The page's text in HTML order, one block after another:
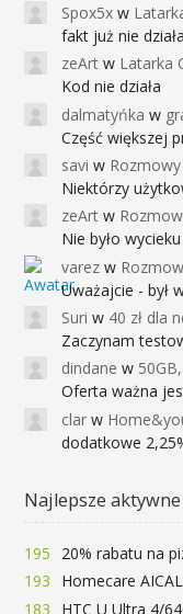
Spox5x w Latarka
fakt już nie działa
zeArt w Latarka
Kod nie działa
dalmatyńka w
Część większej
savi w Rozmowy
Niektórzy
zeArt w Rozmowy
Nie było wycieku
varez w Rozmowy
Uważajcie - był
Suri w 40 zł dla nowych
Zaczynam
dindane w 50GB, rozmowy,
Oferta ważna
clar w Home&you - 2
dodatkowe
Najlepsze
195
20% rabatu na
193
183